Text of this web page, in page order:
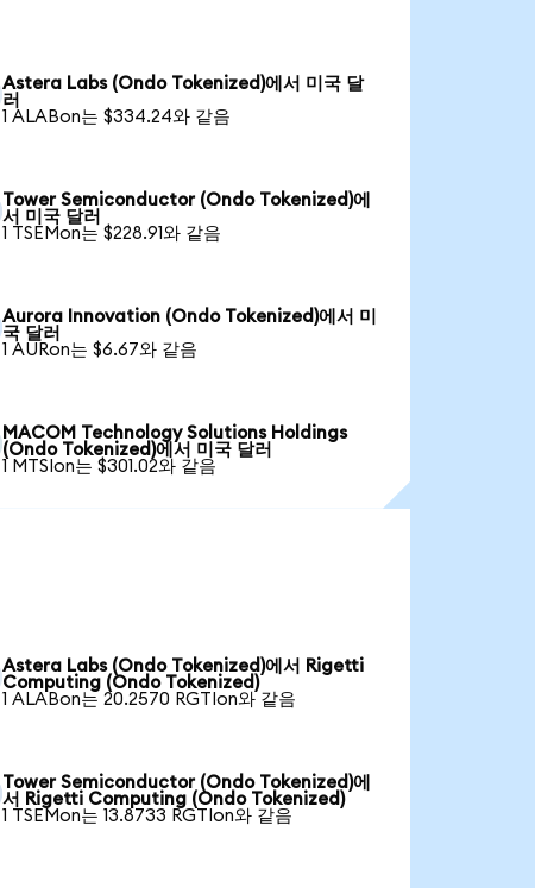
Astera Labs (Ondo Tokenized)에서 미국 달
러
1 ALABon는 $334.24와 같음
Tower Semiconductor (Ondo Tokenized)에
서 미국 달러
1 TSEMon는 $228.91와 같음
Aurora Innovation (Ondo Tokenized)에서 미
국 달러
1 AURon는 $6.67와 같음
MACOM Technology Solutions Holdings
(Ondo Tokenized)에서 미국 달러
1 MTSIon는 $301.02와 같음
Astera Labs (Ondo Tokenized)에서 Rigetti
Computing (Ondo Tokenized)
1 ALABon는 20.2570 RGTIon와 같음
Tower Semiconductor (Ondo Tokenized)에
서 Rigetti Computing (Ondo Tokenized)
1 TSEMon는 13.8733 RGTIon와 같음